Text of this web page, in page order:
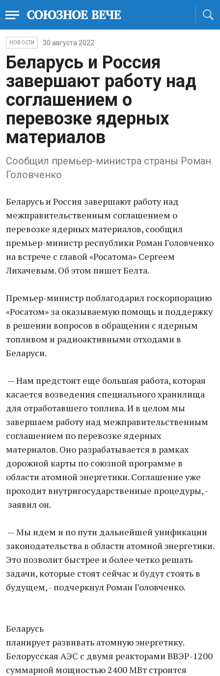
НОВОСТИ 30 августа 2022
Беларусь и Россия
завершают работу над
соглашением о
перевозке ядерных
материалов
Сообщил премьер-министра страны Роман
Головченко
Беларусь и Россия завершают работу над
межправительственным соглашением о
перевозке ядерных материалов, сообщил
премьер-министр республики Роман Головченко
на встрече с главой «Росатома» Сергеем
Лихачевым. Об этом пишет Белта.
Премьер-министр поблагодарил госкорпорацию
«Росатом» за оказываемую помощь и поддержку
в решении вопросов в обращении с ядерным
топливом и радиоактивными отходами в
Беларуси.
— Нам предстоит еще большая работа, которая
касается возведения специального хранилища
для отработавшего топлива. И в целом мы
завершаем работу над межправительственным
соглашением по перевозке ядерных
материалов. Оно разрабатывается в рамках
дорожной карты по союзной программе в
области атомной энергетики. Соглашение уже
проходит внутригосударственные процедуры, -
заявил он.
— Мы идем и по пути дальнейшей унификации
законодательства в области атомной энергетики.
Это позволит быстрее и более четко решать
задачи, которые стоят сейчас и будут стоять в
будущем, - подчеркнул Роман Головченко.
Беларусь
планирует развивать атомную энергетику.
Белорусская АЭС с двумя реакторами ВВЭР-1200
суммарной мощностью 2400 МВт строится